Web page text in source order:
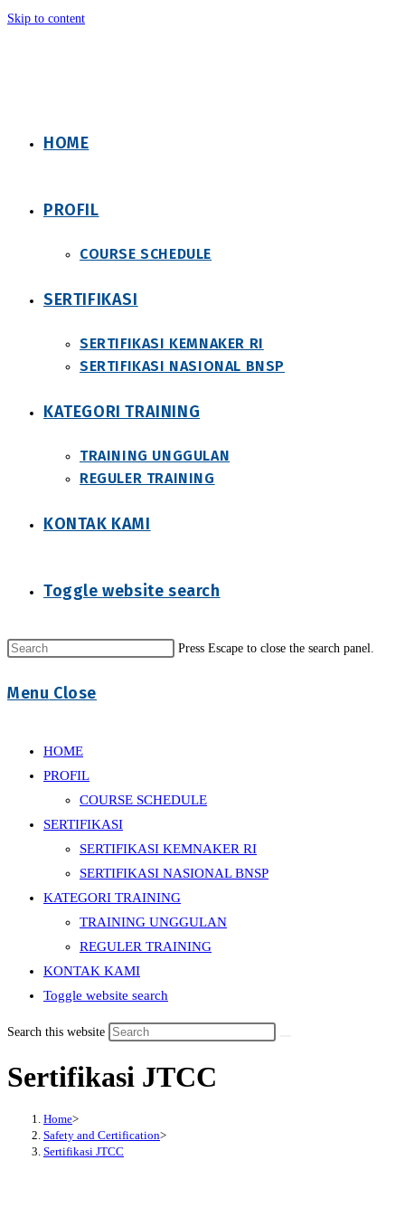
Skip to content
HOME
PROFIL
COURSE SCHEDULE
SERTIFIKASI
SERTIFIKASI KEMNAKER RI
SERTIFIKASI NASIONAL BNSP
KATEGORI TRAINING
TRAINING UNGGULAN
REGULER TRAINING
KONTAK KAMI
Toggle website search
Press Escape to close the search panel.
Menu Close
HOME
PROFIL
COURSE SCHEDULE
SERTIFIKASI
SERTIFIKASI KEMNAKER RI
SERTIFIKASI NASIONAL BNSP
KATEGORI TRAINING
TRAINING UNGGULAN
REGULER TRAINING
KONTAK KAMI
Toggle website search
Search this website
Sertifikasi JTCC
Home>
Safety and Certification>
Sertifikasi JTCC